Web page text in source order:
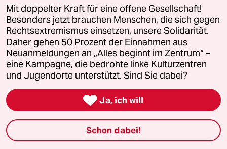
Sport
Berlin
Nord
Wahrheit
Themen
Mit doppelter Kraft für eine offene Gesellschaft!
Besonders jetzt brauchen Menschen, die sich gegen
Rechtsextremismus einsetzen, unsere Solidarität.
Daher gehen 50 Prozent der Einnahmen aus
Neuanmeldungen an „Alles beginnt im Zentrum“ –
eine Kampagne, die bedrohte linke Kulturzentren
und Jugendorte unterstützt. Sind Sie dabei?
 Ja, ich will
Schon dabei!